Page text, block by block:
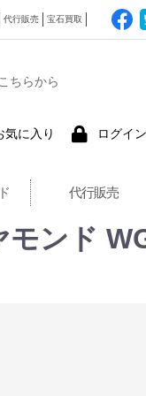
代行販売 宝石買取
ちらから
気に入り ログイン
代行販売
モンド